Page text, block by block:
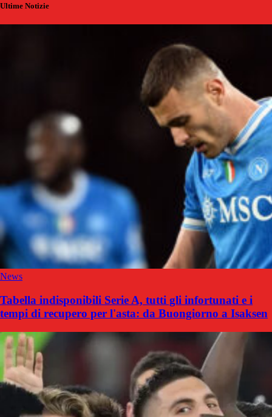
Ultime Notizie
News
Tabella indisponibili Serie A, tutti gli infortunati e i
tempi di recupero per l'asta: da Buongiorno a Isaksen